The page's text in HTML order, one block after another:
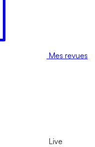
Mes revues
Live